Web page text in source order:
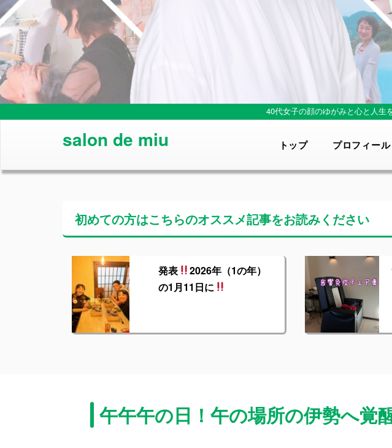
40代女子の顔のゆがみと心と人生
salon de miu トップ プロフィール
初めての方はこちらのオススメ記事をお読みください
発表
2026年（1の年）
の1月11日に
午午午の日！午の場所の伊勢へ覚